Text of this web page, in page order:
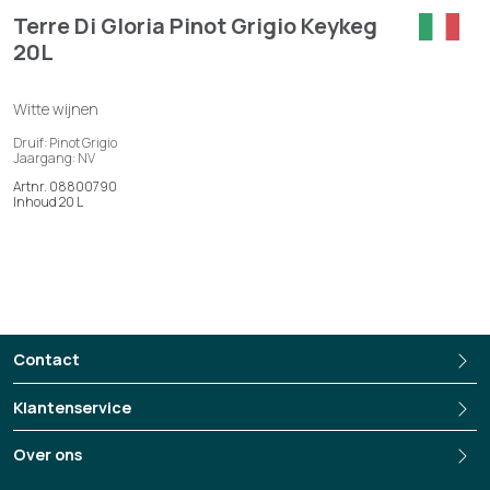
Terre Di Gloria Pinot Grigio Keykeg
20L
Witte wijnen
Druif: Pinot Grigio
Jaargang: NV
Artnr. 08800790
Inhoud 20 L
Contact
Klantenservice
Over ons